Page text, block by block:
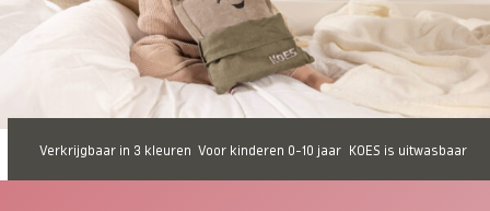
Verkrijgbaar in 3 kleuren Voor kinderen 0-10 jaar KOES is uitwasbaar